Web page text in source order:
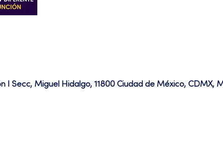
I Secc, Miguel Hidalgo, 11800 Ciudad de México, CDMX,